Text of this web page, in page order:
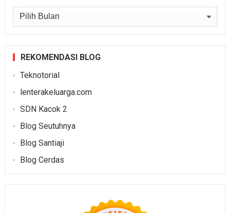
Arsip
REKOMENDASI BLOG
Teknotorial
lenterakeluarga.com
SDN Kacok 2
Blog Seutuhnya
Blog Santiaji
Blog Cerdas